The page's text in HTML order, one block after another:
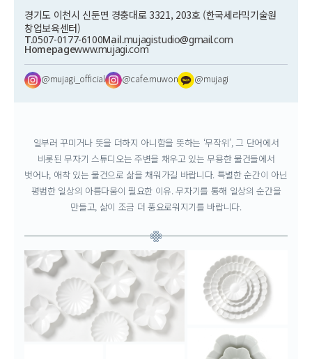
경기도 이천시 신둔면 경충대로 3321, 203호 (한국세라믹기술원
창업보육센터)
T.0507-0177-6100Mail.mujagistudio@gmail.com
Homepagewww.mujagi.com
@mujagi_official @cafe.muwon @mujagi
일부러 꾸미거나 뜻을 더하지 아니함을 뜻하는 ‘무작위’,그 단어에서
비롯된 무자기 스튜디오는 주변을 채우고 있는 무용한 물건들에서
벗어나, 애착 있는 물건으로 삶을 채워가길 바랍니다. 특별한 순간이 아닌
평범한 일상의 아름다움이 필요한 이유. 무자기를 통해 일상의 순간을
만들고, 삶이 조금 더 풍요로워지기를 바랍니다.